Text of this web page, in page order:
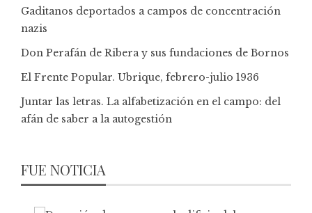
Gaditanos deportados a campos de concentración
nazis
Don Perafán de Ribera y sus fundaciones de Bornos
El Frente Popular. Ubrique, febrero-julio 1936
Juntar las letras. La alfabetización en el campo: del
afán de saber a la autogestión
FUE NOTICIA